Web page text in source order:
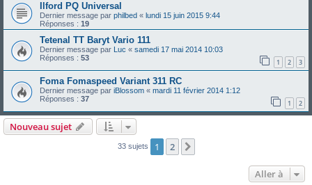
Ilford PQ Universal
Dernier message par philbed « lundi 15 juin 2015 9:44
Réponses : 19
Tetenal TT Baryt Vario 111
Dernier message par Luc « samedi 17 mai 2014 10:03
Réponses : 53 1 2 3
Foma Fomaspeed Variant 311 RC
Dernier message par iBlossom « mardi 11 février 2014 1:12
Réponses : 37 1 2
Nouveau sujet
33 sujets 1 2
Aller à